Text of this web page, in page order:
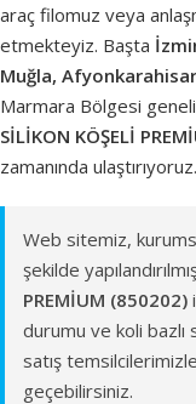
araç filomuz veya
etmekteyiz. Başta
Muğla,
Marmara Bölgesi
SİLİKON KÖŞELİ
zamanında ulaştırıyoruz.
Web sitemiz,
şekilde
PREMİUM (850202)
durumu ve koli bazlı
satış temsilcilerimizle
geçebilirsiniz.